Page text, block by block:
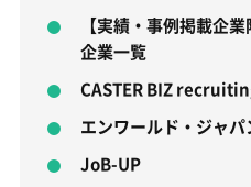
【実績・事例掲載企
企業一覧
CASTER BIZ
エンワールド・ジャパ
JoB-UP